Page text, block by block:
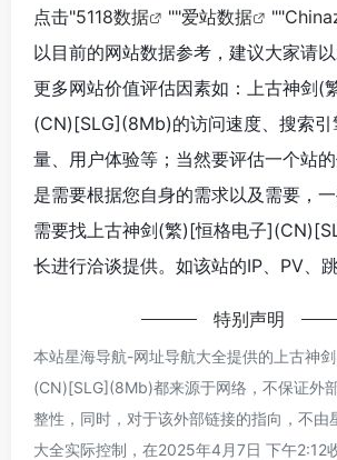
点击"5118数据 ""爱站数据 ""
以目前的网站数据参考，建议大家请
更多网站价值评估因素如：上古神剑(
(CN)[SLG](8Mb)的访问速度、搜索引
量、用户体验等；当然要评估一个站
是需要根据您自身的需求以及需要，
需要找上古神剑(繁)[恒格电子
长进行洽谈提供。如该站的IP、PV、
特别声明
本站星海导航-网址导航大全提供的上古神
(CN)[SLG](8Mb)都来源于网络，不保证外
整性，同时，对于该外部链接的指向，不由
大全实际控制，在2025年4月7日 下午2:12